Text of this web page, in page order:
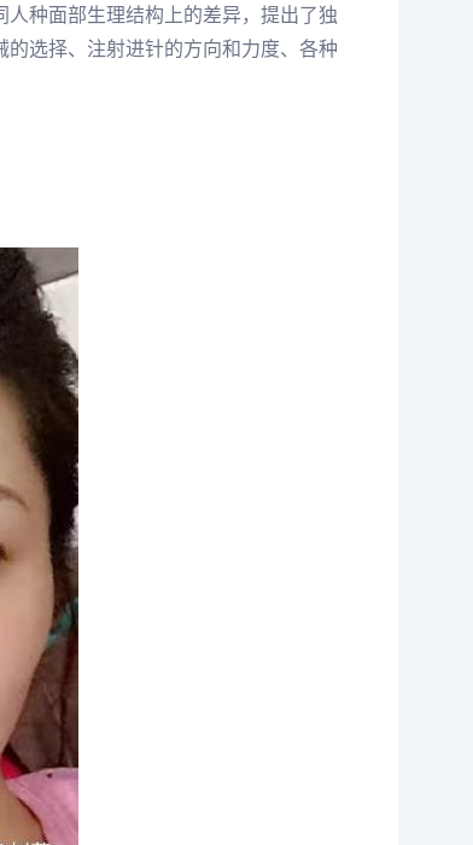
种面部生理结构上的差异，提出了独
选择、注射进针的方向和力度、各种